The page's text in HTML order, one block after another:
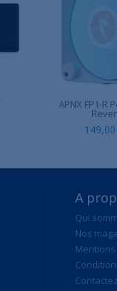
APNX FP1-R
A
Qui
Nos